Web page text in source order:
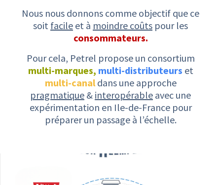
Nous nous donnons comme objectif que ce
soit facile et à moindre coûts pour les
consommateurs.
Pour cela, Petrel propose un consortium
multi-marques, multi-distributeurs et
multi-canaldans une approche
pragmatique & interopérable avec une
expérimentation en Ile-de-France pour
préparer un passage à l’échelle.